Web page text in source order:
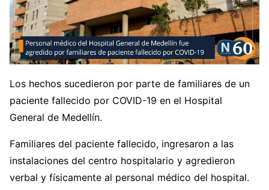
Los hechos sucedieron por parte de familiares de un
paciente fallecido por COVID-19 en el Hospital
General de Medellín.
Familiares del paciente fallecido, ingresaron a las
instalaciones del centro hospitalario y agredieron
verbal y físicamente al personal médico del hospital.